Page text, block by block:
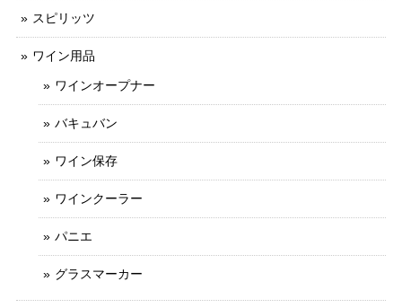
スピリッツ
ワイン用品
ワインオープナー
バキュバン
ワイン保存
ワインクーラー
パニエ
グラスマーカー